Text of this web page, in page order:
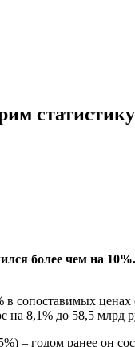
статистику
более чем на
сопоставимых
на 8,1% до 58,5 млрд
– годом ранее он